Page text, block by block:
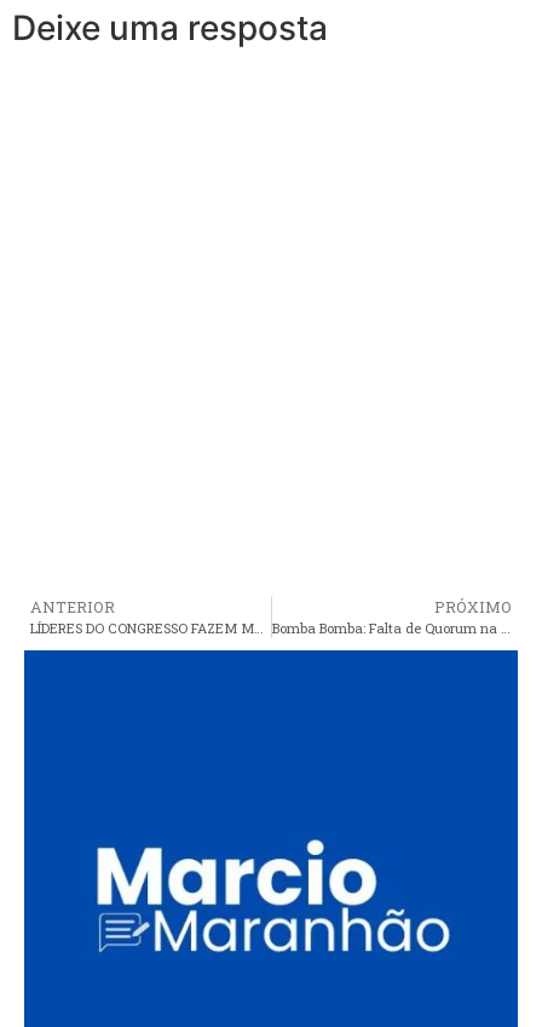
Deixe uma resposta
ANTERIOR
LÍDERES DO CONGRESSO FAZEM MANIFESTO PRÓ-DILMA
PRÓXIMO
Bomba Bomba: Falta de Quorum na Câmara de Vereadores de Araioses em dia de votação importante para o município – Coincidência ou manobra?